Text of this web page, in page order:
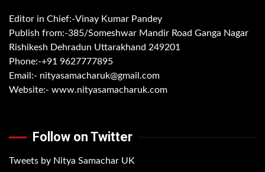
Editor in Chief:-Vinay Kumar Pandey
Publish from:-385/Someshwar Mandir Road Ganga Nagar
Rishikesh Dehradun Uttarakhand 249201
Phone:-+91 9627777895
Email:- nityasamacharuk@gmail.com
Website:- www.nityasamacharuk.com
Follow on Twitter
Tweets by Nitya Samachar UK